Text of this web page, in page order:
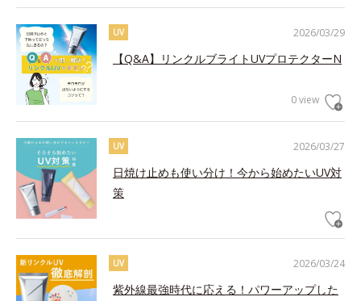
2026/03/29
UV
【Q&A】リンクルブライトUVプロテクターN
0 view
2026/03/27
UV
日焼け止めも使い分け！今から始めたいUV対
策
2026/03/24
UV
紫外線最強時代に応える！パワーアップした